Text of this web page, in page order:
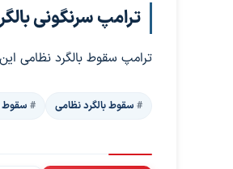
ترامپ سرنگونی
ترامپ سقوط بالگرد نظامی
سقوط بالگرد نظامی سقوط